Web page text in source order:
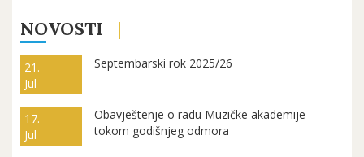
NOVOSTI
21.
Jul
Septembarski rok 2025/26
17.
Jul
Obavještenje o radu Muzičke akademije
tokom godišnjeg odmora